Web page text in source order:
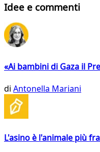
Idee e commenti
«Ai bambini di Gaza il
di Antonella Mariani
L'asino è l'animale più